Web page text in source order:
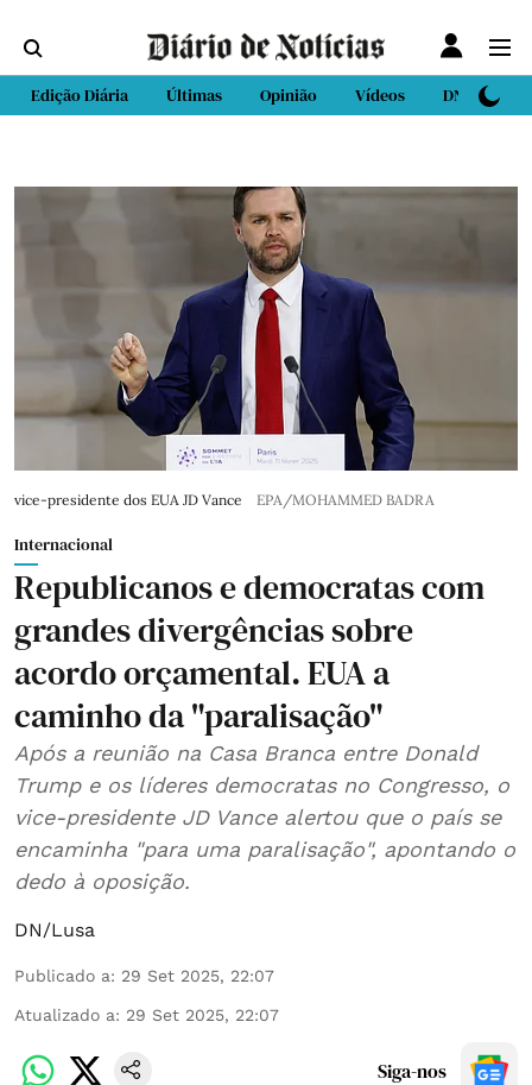
Edição Diária Últimas Opinião Vídeos DN Sport
vice-presidente dos EUA JD Vance EPA/MOHAMMED BADRA
Internacional
Republicanos e democratas com
grandes divergências sobre
acordo orçamental. EUA a
caminho da "paralisação"
Após a reunião na Casa Branca entre Donald
Trump e os líderes democratas no Congresso, o
vice-presidente JD Vance alertou que o país se
encaminha "para uma paralisação", apontando o
dedo à oposição.
DN/Lusa
Publicado a: 29 Set 2025, 22:07
Atualizado a: 29 Set 2025, 22:07
Siga-nos